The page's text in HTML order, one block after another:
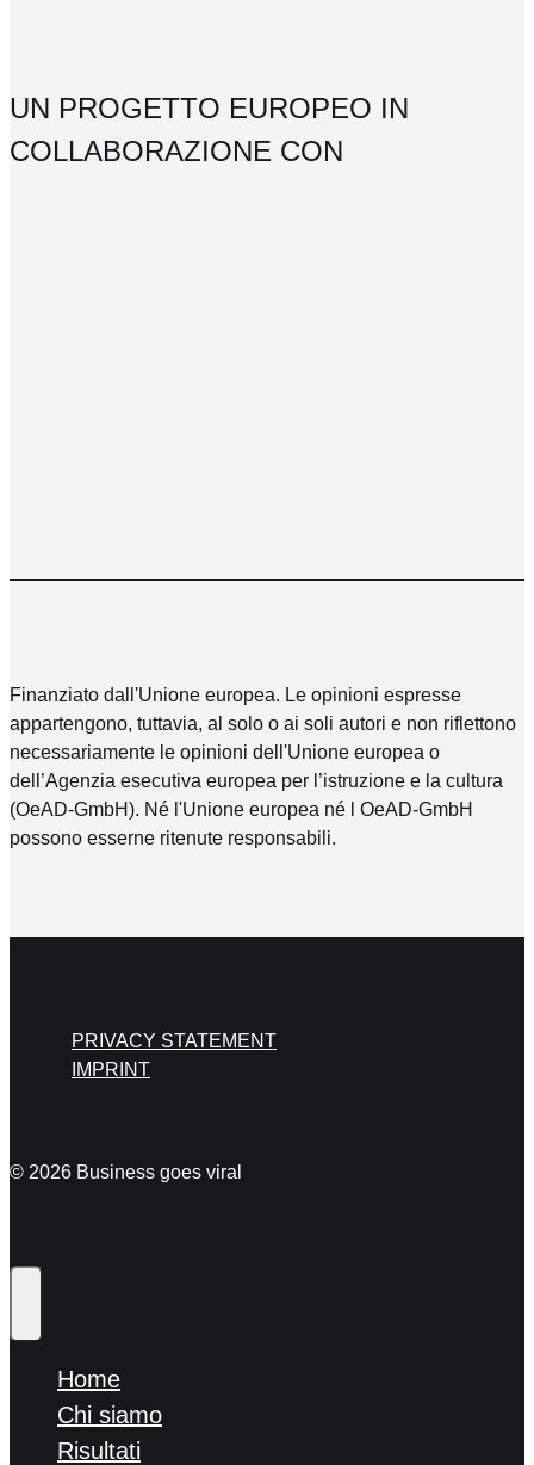
UN PROGETTO EUROPEO IN
COLLABORAZIONE CON
Finanziato dall'Unione europea. Le opinioni espresse
appartengono, tuttavia, al solo o ai soli autori e non riflettono
necessariamente le opinioni dell'Unione europea o
dell’Agenzia esecutiva europea per l’istruzione e la cultura
(OeAD-GmbH). Né l'Unione europea né l OeAD-GmbH
possono esserne ritenute responsabili.
PRIVACY STATEMENT
IMPRINT
© 2026 Business goes viral
Home
Chi siamo
Risultati